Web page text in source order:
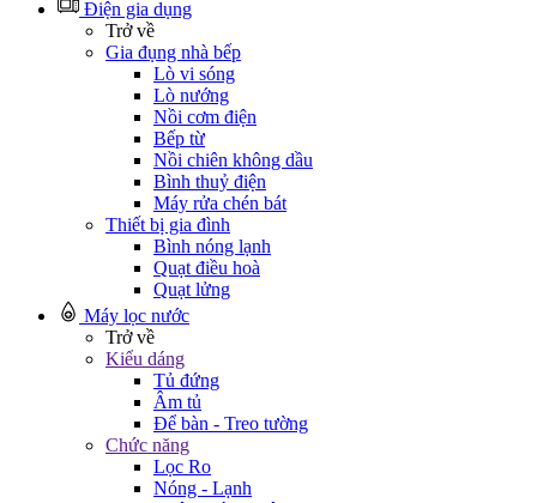
Điện gia dụng
Trở về
Gia đụng nhà bếp
Lò vi sóng
Lò nướng
Nồi cơm điện
Bếp từ
Nồi chiên không dầu
Bình thuỷ điện
Máy rửa chén bát
Thiết bị gia đình
Bình nóng lạnh
Quạt điều hoà
Quạt lửng
Máy lọc nước
Trở về
Kiểu dáng
Tủ đứng
Âm tủ
Để bàn - Treo tường
Chức năng
Lọc Ro
Nóng - Lạnh